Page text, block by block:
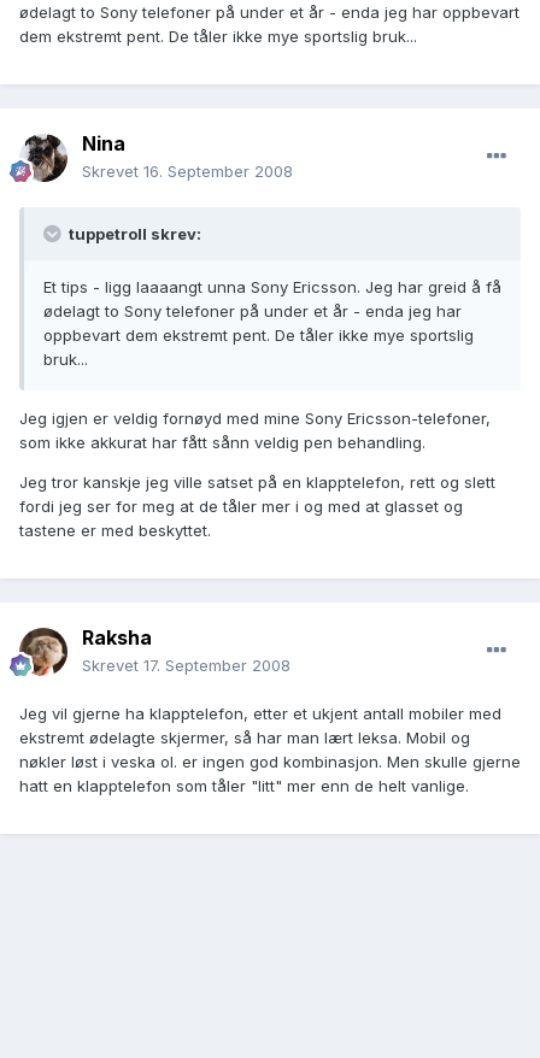
ødelagt to Sony telefoner på under et år - enda jeg har oppbevart
dem ekstremt pent. De tåler ikke mye sportslig bruk...
Nina
Skrevet 16. September 2008
tuppetroll skrev:
Et tips - ligg laaaangt unna Sony Ericsson. Jeg har greid å få
ødelagt to Sony telefoner på under et år - enda jeg har
oppbevart dem ekstremt pent. De tåler ikke mye sportslig
bruk...
Jeg igjen er veldig fornøyd med mine Sony Ericsson-telefoner,
som ikke akkurat har fått sånn veldig pen behandling.
Jeg tror kanskje jeg ville satset på en klapptelefon, rett og slett
fordi jeg ser for meg at de tåler mer i og med at glasset og
tastene er med beskyttet.
Raksha
Skrevet 17. September 2008
Jeg vil gjerne ha klapptelefon, etter et ukjent antall mobiler med
ekstremt ødelagte skjermer, så har man lært leksa. Mobil og
nøkler løst i veska ol. er ingen god kombinasjon. Men skulle gjerne
hatt en klapptelefon som tåler "litt" mer enn de helt vanlige.